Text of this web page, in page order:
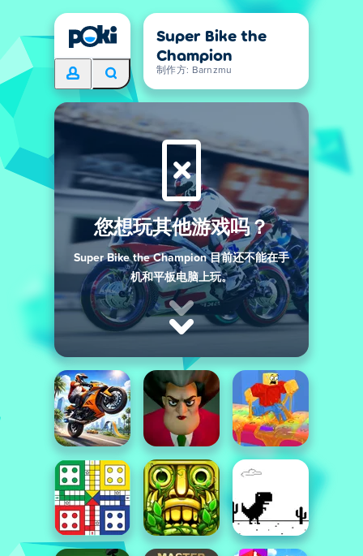
Super Bike the
Champion
制作方: Barnzmu
您想玩其他游戏吗？
Super Bike the Champion 目前还不能在手
机和平板电脑上玩。